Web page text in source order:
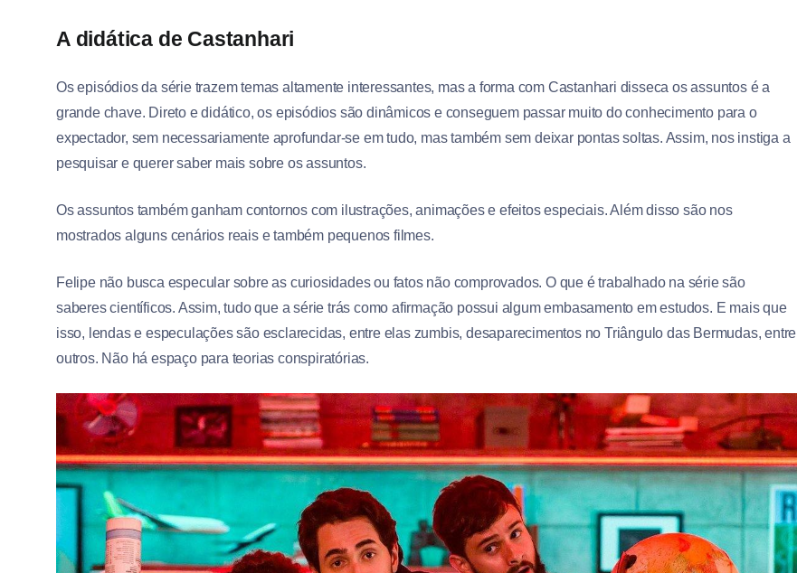
A didática de Castanhari
Os episódios da série trazem temas altamente interessantes, mas a forma com Castanhari disseca os assuntos é a
grande chave. Direto e didático, os episódios são dinâmicos e conseguem passar muito do conhecimento para o
expectador, sem necessariamente aprofundar-se em tudo, mas também sem deixar pontas soltas. Assim, nos instiga a
pesquisar e querer saber mais sobre os assuntos.
Os assuntos também ganham contornos com ilustrações, animações e efeitos especiais. Além disso são nos
mostrados alguns cenários reais e também pequenos filmes.
Felipe não busca especular sobre as curiosidades ou fatos não comprovados. O que é trabalhado na série são
saberes científicos. Assim, tudo que a série trás como afirmação possui algum embasamento em estudos. E mais que
isso, lendas e especulações são esclarecidas, entre elas zumbis, desaparecimentos no Triângulo das Bermudas, entre
outros. Não há espaço para teorias conspiratórias.